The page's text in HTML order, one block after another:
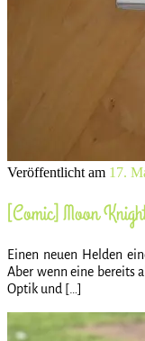
Veröffentlicht am 17.
[Comic] Moon
Einen neuen Helden
Aber wenn eine bereits
Optik und […]